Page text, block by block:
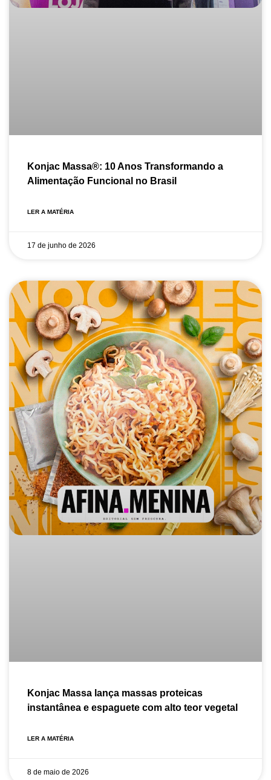
Konjac Massa®: 10 Anos Transformando a
Alimentação Funcional no Brasil
LER A MATÉRIA
17 de junho de 2026
Konjac Massa lança massas proteicas
instantânea e espaguete com alto teor vegetal
LER A MATÉRIA
8 de maio de 2026